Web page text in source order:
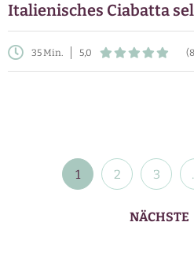
Italienisches Ciabatta
35 Min. 5,0
1 2 3
NÄCHSTE